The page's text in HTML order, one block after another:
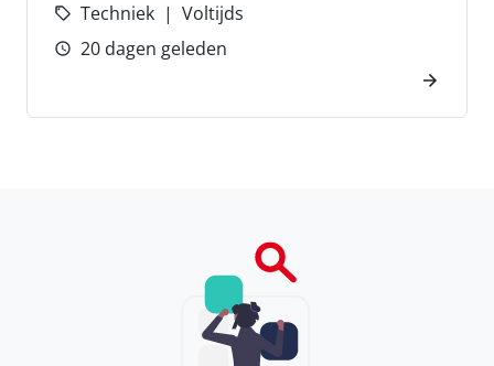
Techniek
Voltijds
20 dagen geleden